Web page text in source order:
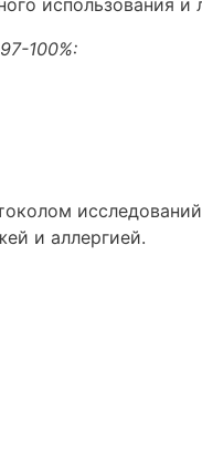
использования и
100%:
и аллергией.